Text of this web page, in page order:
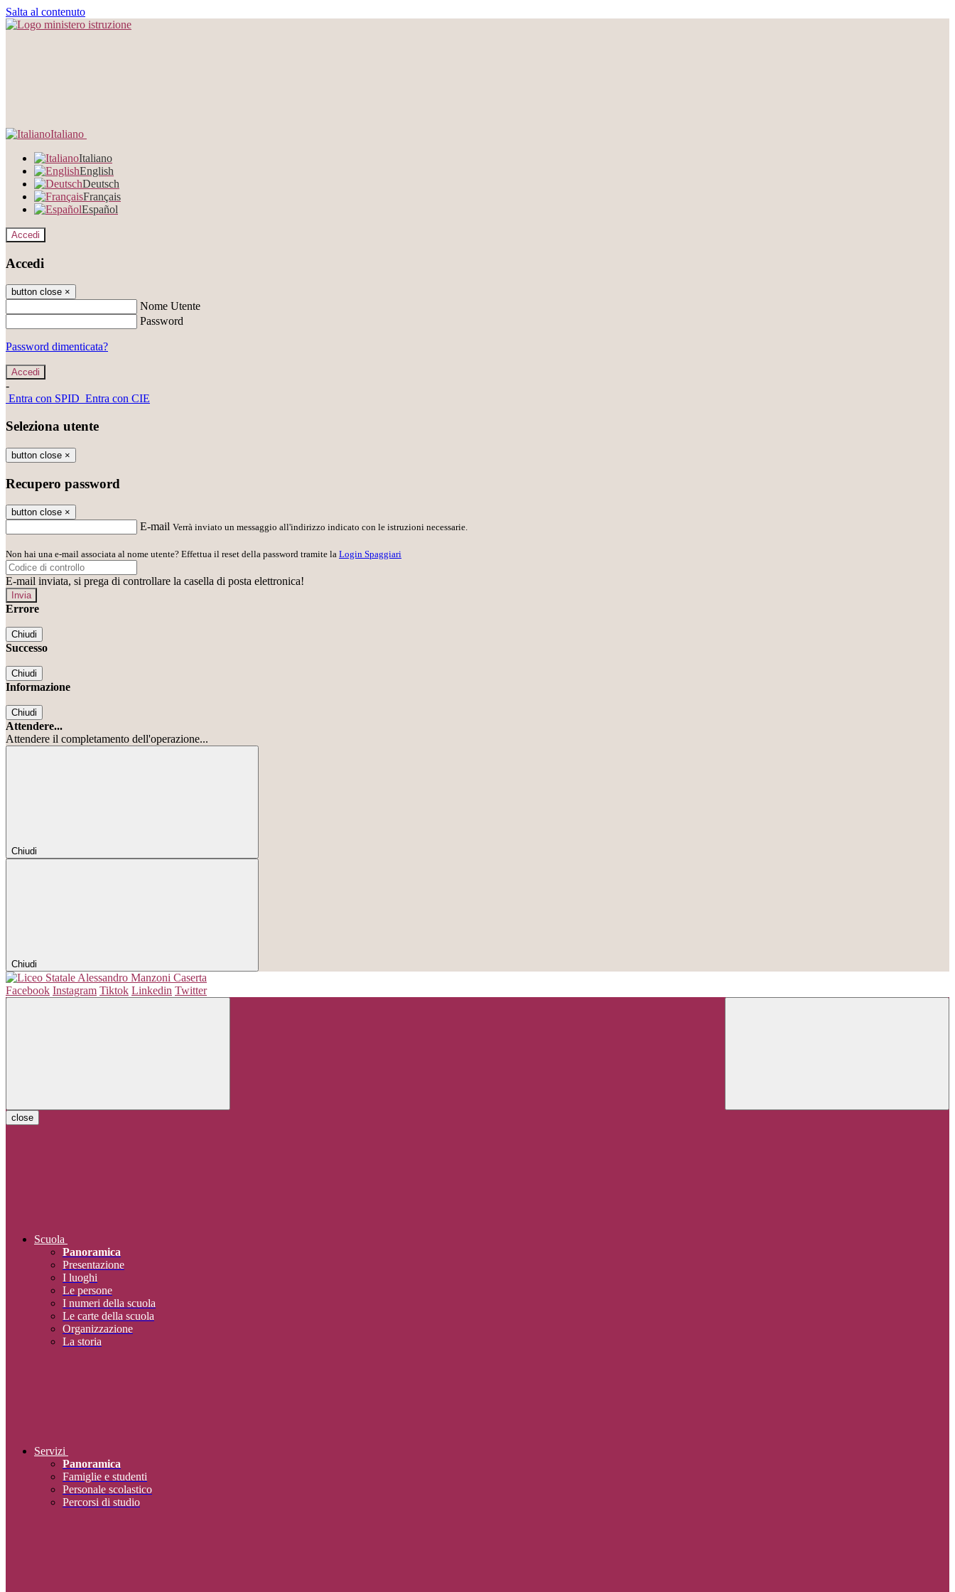
Salta al contenuto
Italiano
Italiano
English
Deutsch
Français
Español
Accedi
Accedi
button close ×
Nome Utente
Password
Password dimenticata?
-
Entra con SPID Entra con CIE
Seleziona utente
button close ×
Recupero password
button close ×
E-mail Verrà inviato un messaggio all'indirizzo indicato con le istruzioni necessarie.
Non hai una e-mail associata al nome utente? Effettua il reset della password tramite la Login Spaggiari
E-mail inviata, si prega di controllare la casella di posta elettronica!
Errore
Chiudi
Successo
Chiudi
Informazione
Chiudi
Attendere...
Attendere il completamento dell'operazione...
Chiudi
Chiudi
Facebook Instagram Tiktok Linkedin Twitter
close
Scuola
Panoramica
Presentazione
I luoghi
Le persone
I numeri della scuola
Le carte della scuola
Organizzazione
La storia
Servizi
Panoramica
Famiglie e studenti
Personale scolastico
Percorsi di studio